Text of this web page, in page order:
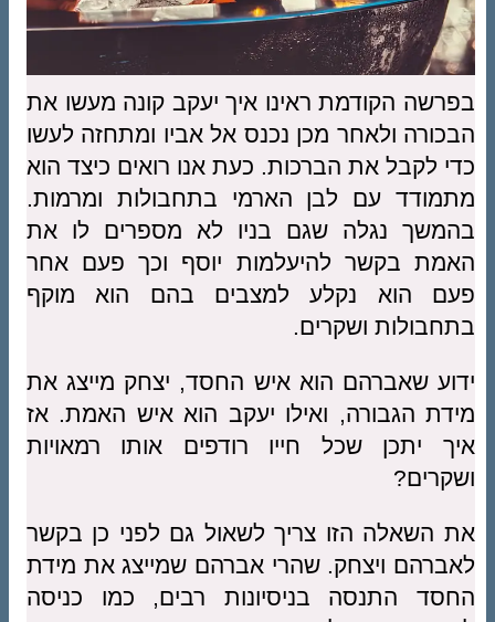
בפרשה הקודמת ראינו איך יעקב קונה מעשו את
הבכורה ולאחר מכן נכנס אל אביו ומתחזה לעשו
כדי לקבל את הברכות. כעת אנו רואים כיצד הוא
מתמודד עם לבן הארמי בתחבולות ומרמות.
בהמשך נגלה שגם בניו לא מספרים לו את
האמת בקשר להיעלמות יוסף וכך פעם אחר
פעם הוא נקלע למצבים בהם הוא מוקף
בתחבולות ושקרים.
ידוע שאברהם הוא איש החסד, יצחק מייצג את
מידת הגבורה, ואילו יעקב הוא איש האמת. אז
איך יתכן שכל חייו רודפים אותו רמאויות
ושקרים?
את השאלה הזו צריך לשאול גם לפני כן בקשר
לאברהם ויצחק. שהרי אברהם שמייצג את מידת
החסד התנסה בניסיונות רבים, כמו כניסה